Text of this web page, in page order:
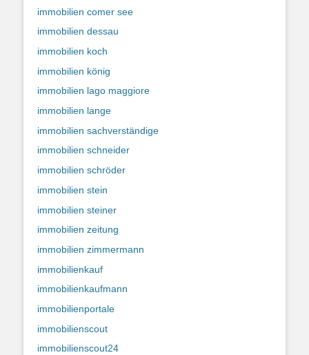
immobilien comer see
immobilien dessau
immobilien koch
immobilien könig
immobilien lago maggiore
immobilien lange
immobilien sachverständige
immobilien schneider
immobilien schröder
immobilien stein
immobilien steiner
immobilien zeitung
immobilien zimmermann
immobilienkauf
immobilienkaufmann
immobilienportale
immobilienscout
immobilienscout24